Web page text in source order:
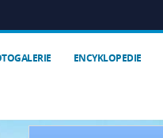
ENCYKLOPEDIE